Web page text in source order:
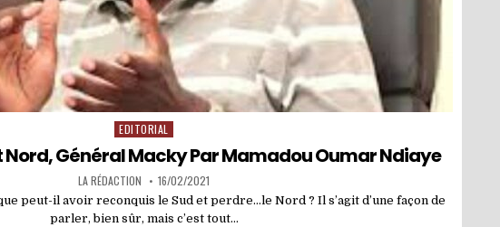
Posted
in
EDITORIAL
Général Macky Par Mamadou Oumar Ndiaye
LA RÉDACTION 16/02/2021
peut-il avoir reconquis le Sud et perdre…le Nord ? Il s’agit d’une façon de
parler, bien sûr, mais c’est tout…